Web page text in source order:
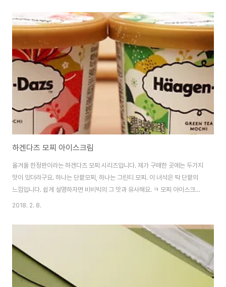
하겐다즈 모찌 아이스크림
올겨울 한정판이라는 하겐다즈 모찌 시리즈입니다. 제가 구매한 곳에는 두가지
맛이 있더라구요. 하나는 단팥모찌, 하나는 그린티 모찌. 이 녀석은 딱 단팥의
느낌입니다. 쉽게 설명하자면 비비빅의 그 맛과 유사해요. ㅋ 모찌 아이스크림
의 특징은 안에 실제로 여러개의 떡이 들어있다는 것. 먹다보면 재미있어요. ^^
개인적으로는 이게 더 낫더라구요. 단팥모찌는 딱 팥맛이 강해서 빙수 섞어먹
는 그런 느낌이라면.. 하겐다즈 그린티는 원래 맛있으니까요. ㅎㅎ
2018. 2. 8.